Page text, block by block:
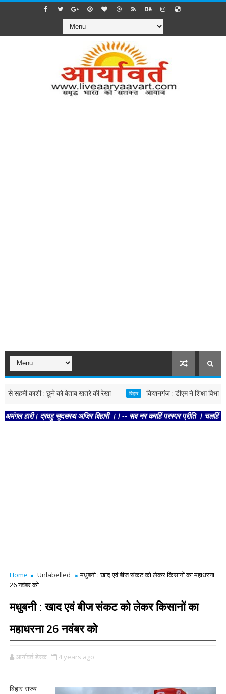
सहमी काशी : छूने को बेताब खतरे की रेखा किशनगंज : डीएम ने शिक्षा विभाग की
द्रवहु सुदसरथ अजिर बिहारी ।। -- सब नर करहिं परस्पर प्रीति । चलहिं
Home Unlabelled
मधुबनी : खाद एवं बीज संकट को लेकर किसानों का महाधरना
26 नवंबर को
मधुबनी : खाद एवं बीज संकट को लेकर किसानों का
महाधरना 26 नवंबर को
आर्यावर्त डेस्क 4 years ago
बिहार राज्य